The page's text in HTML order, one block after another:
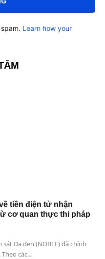
Learn how your
tiền điện tử nhận
cơ quan thực thi pháp
Da đen (NOBLE) đã chính
các...